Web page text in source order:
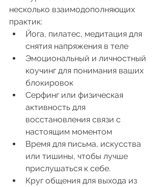
несколько взаимодополняющих
практик:
Йога, пилатес, медитация для
снятия напряжения в теле
Эмоциональный и личностный
коучинг для понимания ваших
блокировок
Серфинг или физическая
активность для
восстановления связи с
настоящим моментом
Время для письма, искусства
или тишины, чтобы лучше
прислушаться к себе.
Круг общения для выхода из